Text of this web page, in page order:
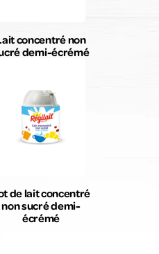
concentré non
demi-écrémé
de lait concentré
non sucré demi-
écrémé